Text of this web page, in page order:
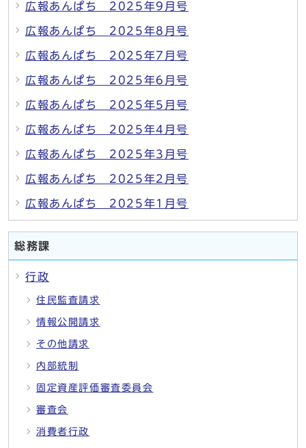
広報あんぱち 2025年9月号
広報あんぱち 2025年8月号
広報あんぱち 2025年7月号
広報あんぱち 2025年6月号
広報あんぱち 2025年5月号
広報あんぱち 2025年4月号
広報あんぱち 2025年3月号
広報あんぱち 2025年2月号
広報あんぱち 2025年1月号
総務課
行政
住民監査請求
情報公開請求
その他請求
内部統制
固定資産評価審査委員会
審査会
消費者行政